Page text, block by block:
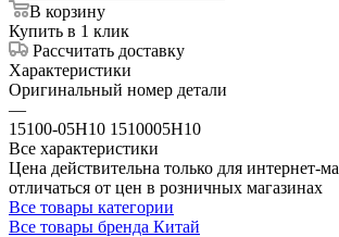
В корзину
Купить в 1 клик
Рассчитать доставку
Характеристики
Оригинальный номер детали
—
15100-05H10 1510005H10
Все характеристики
Цена действительна только для интернет-
отличаться от цен в розничных магазинах
Все товары категории
Все товары бренда Китай